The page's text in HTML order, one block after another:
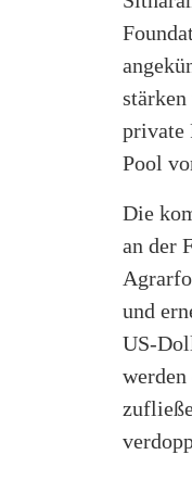
private
Pool
Die
an der
und
US-